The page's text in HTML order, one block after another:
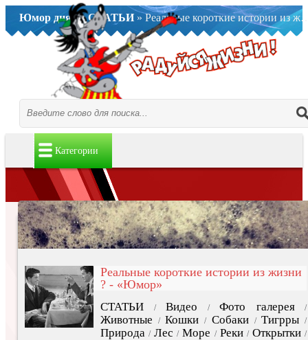
Юмор дня..»СТАТЬИ» Реальные короткие истории из жизни ? - «Юмор»
Категории
Реальные короткие истории из жизни
? - «Юмор»
СТАТЬИ / Видео / Фото галерея/
Животные /Кошки / Собаки/Тигрры /
Природа /Лес /Море / Реки/ Открытки/